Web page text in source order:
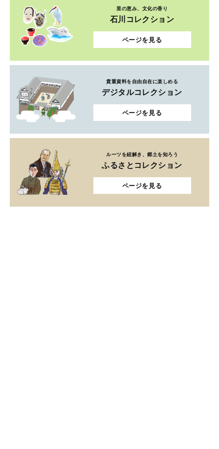
里の恵み、文化の香り
石川コレクション
ページを見る
貴重資料を自由自在に楽しめる
デジタルコレクション
ページを見る
ルーツを紐解き、郷土を知ろう
ふるさとコレクション
ページを見る